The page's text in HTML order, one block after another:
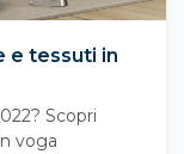
e tessuti in
Scopri
voga